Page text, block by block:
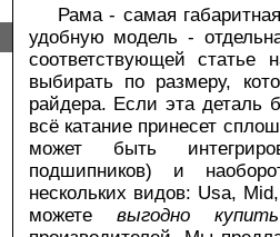
Рама - самая габаритная
удобную модель -
соответствующей статье
выбирать по размеру,
райдера. Если эта деталь
всё катание принесет
может быть
подшипников) и
нескольких видов: Usa,
можете выгодно